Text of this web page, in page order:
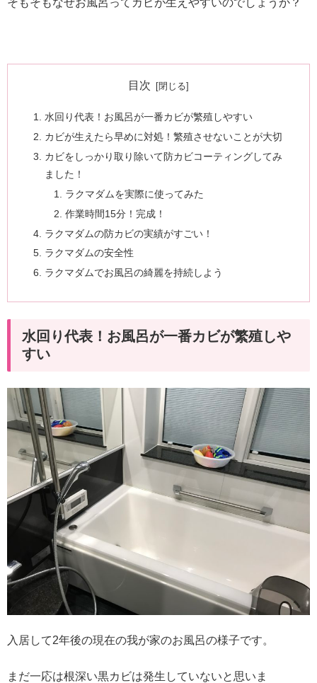
目次
水回り代表！お風呂が一番カビが繁殖しやすい
カビが生えたら早めに対処！繁殖させないことが大切
カビをしっかり取り除いて防カビコーティングしてみ
ました！
ラクマダムを実際に使ってみた
作業時間15分！完成！
ラクマダムの防カビの実績がすごい！
ラクマダムの安全性
ラクマダムでお風呂の綺麗を持続しよう
水回り代表！お風呂が一番カビが繁殖しや
すい
入居して2年後の現在の我が家のお風呂の様子です。
まだ一応は根深い黒カビは発生していないと思いま